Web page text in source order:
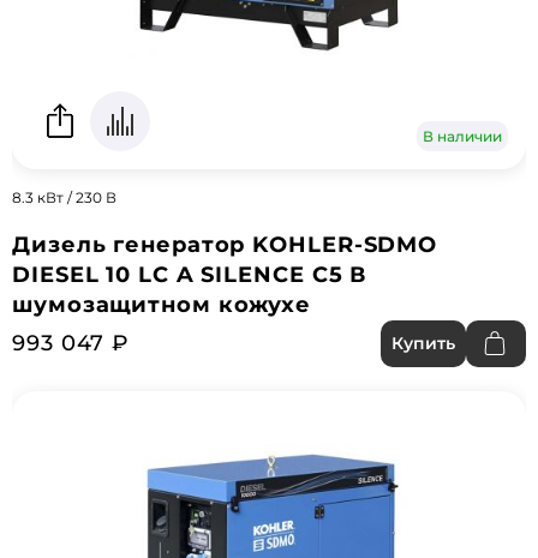
В наличии
8.3 кВт / 230 В
Дизель генератор KOHLER-SDMO
DIESEL 10 LC A SILENCE C5 В
шумозащитном кожухе
993 047 ₽
Купить